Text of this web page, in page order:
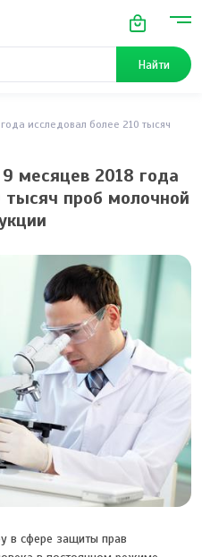
Найти
исследовал более 210 тысяч
месяцев 2018 года
тысяч проб молочной
в сфере защиты прав